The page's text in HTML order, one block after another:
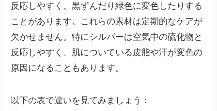
反応しやすく、黒ずんだり緑色に変色したりする
ことがあります。これらの素材は定期的なケアが
欠かせません。特にシルバーは空気中の硫化物と
反応しやすく、肌についている皮脂や汗が変色の
原因になることもあります。
以下の表で違いを見てみましょう：